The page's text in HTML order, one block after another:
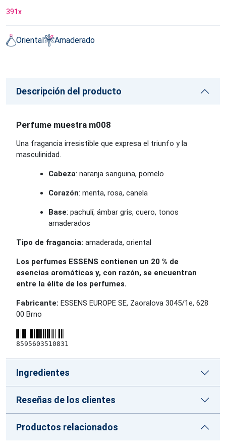
391x
Oriental Amaderado
Descripción del producto
Perfume muestra m008
Una fragancia irresistible que expresa el triunfo y la
masculinidad.
Cabeza: naranja sanguina, pomelo
Corazón: menta, rosa, canela
Base: pachulí, ámbar gris, cuero, tonos
amaderados
Tipo de fragancia: amaderada, oriental
Los perfumes ESSENS contienen un 20 % de
esencias aromáticas y, con razón, se encuentran
entre la élite de los perfumes.
Fabricante: ESSENS EUROPE SE, Zaoralova 3045/1e, 628
00 Brno
8595603510831
Ingredientes
Reseñas de los clientes
Productos relacionados